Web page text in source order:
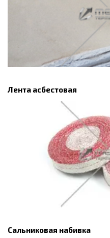
Лента асбестовая
Сальниковая набивка